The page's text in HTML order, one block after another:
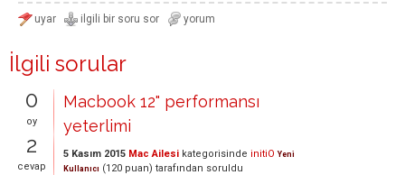
İlgili sorular
0
oy
2
cevap
Macbook 12" performansı
yeterlimi
5 Kasım 2015 Mac Ailesi kategorisinde initiO Yeni
Kullanıcı (120 puan) tarafından soruldu